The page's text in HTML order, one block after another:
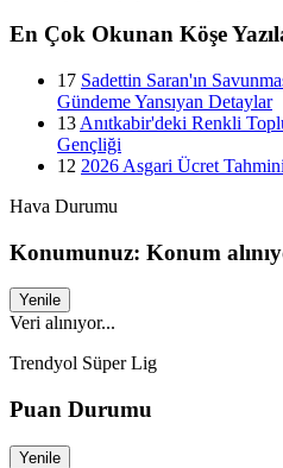
En Çok Okunan Köşe
17 Sadettin Saran'ın
Gündeme Yansıyan Detaylar
13 Anıtkabir'deki Renkli
Gençliği
12 2026 Asgari Ücret
Hava Durumu
Konumunuz: Konum
Yenile
Veri alınıyor...
Trendyol Süper Lig
Puan Durumu
Yenile